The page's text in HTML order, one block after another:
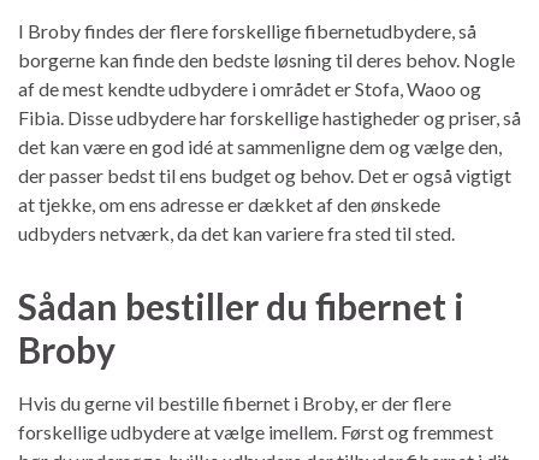
I Broby findes der flere forskellige fibernetudbydere, så
borgerne kan finde den bedste løsning til deres behov. Nogle
af de mest kendte udbydere i området er Stofa, Waoo og
Fibia. Disse udbydere har forskellige hastigheder og priser, så
det kan være en god idé at sammenligne dem og vælge den,
der passer bedst til ens budget og behov. Det er også vigtigt
at tjekke, om ens adresse er dækket af den ønskede
udbyders netværk, da det kan variere fra sted til sted.
Sådan bestiller du fibernet i
Broby
Hvis du gerne vil bestille fibernet i Broby, er der flere
forskellige udbydere at vælge imellem. Først og fremmest